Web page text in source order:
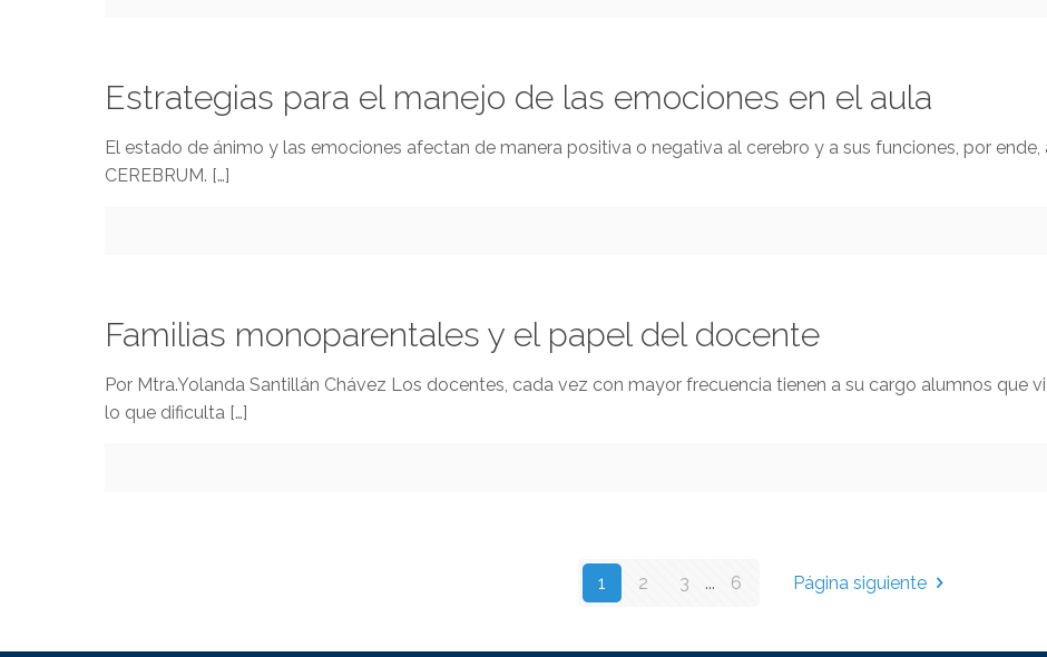
Estrategias para el manejo de las emociones en el aula
El estado de ánimo y las emociones afectan de manera positiva o negativa al cerebro y a sus funciones, por ende,
CEREBRUM. […]
Familias monoparentales y el papel del docente
Por Mtra.Yolanda Santillán Chávez Los docentes, cada vez con mayor frecuencia tienen a su cargo alumnos que
lo que dificulta […]
1 2 3 ... 6 Página siguiente